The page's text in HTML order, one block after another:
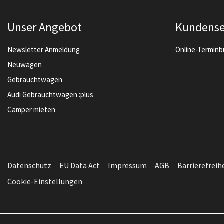
Unser Angebot
Newsletter Anmeldung
Neuwagen
Gebrauchtwagen
Audi Gebrauchtwagen :plus
Camper mieten
Online-
Datenschutz EU Data Act Impressum AGB
Cookie-Einstellungen